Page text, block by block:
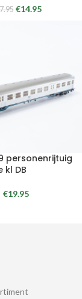
€14.95
personenrijtuig
kl DB
€19.95